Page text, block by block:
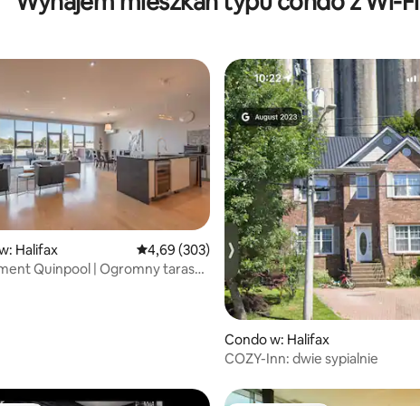
5, liczba recenzji: 165
Halifax Średnia ocena: 4,69 na 5, liczba recenzji: 303
4,69 (303)
Quinpool | Ogromny taras
Condo w: Halifax
COZY-Inn: dwie sypialnie